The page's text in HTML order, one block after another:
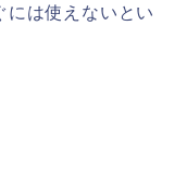
には使えないとい